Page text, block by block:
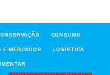
CONSUMO
E MERCADOS LOGÍSTICA